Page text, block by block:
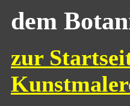
dem
zur